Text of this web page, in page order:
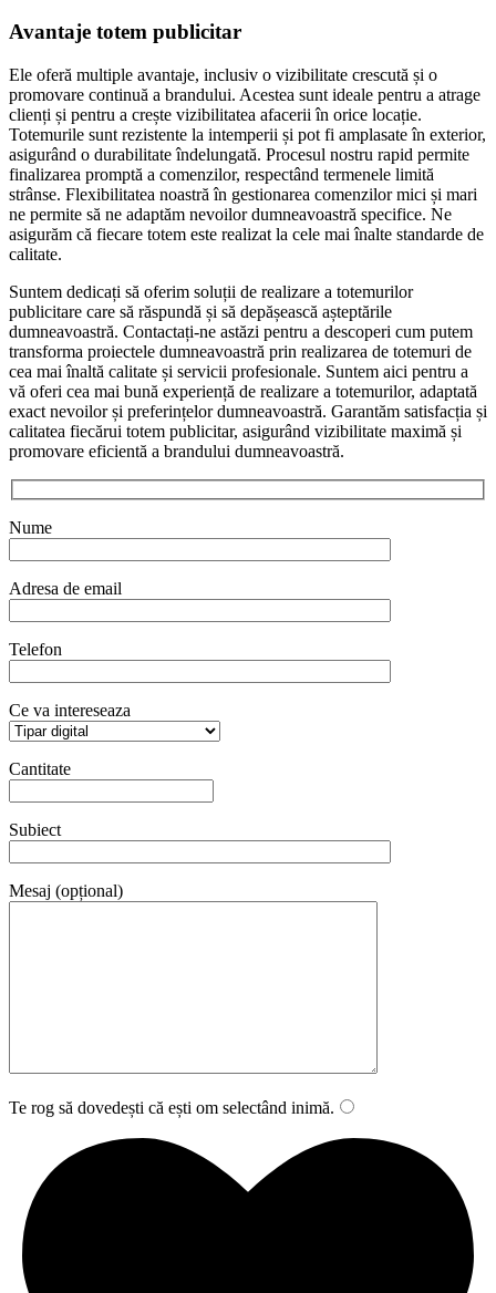
Avantaje totem publicitar
Ele oferă multiple avantaje, inclusiv o vizibilitate crescută și o
promovare continuă a brandului. Acestea sunt ideale pentru a atrage
clienți și pentru a crește vizibilitatea afacerii în orice locație.
Totemurile sunt rezistente la intemperii și pot fi amplasate în exterior,
asigurând o durabilitate îndelungată. Procesul nostru rapid permite
finalizarea promptă a comenzilor, respectând termenele limită
strânse. Flexibilitatea noastră în gestionarea comenzilor mici și mari
ne permite să ne adaptăm nevoilor dumneavoastră specifice. Ne
asigurăm că fiecare totem este realizat la cele mai înalte standarde de
calitate.
Suntem dedicați să oferim soluții de realizare a totemurilor
publicitare care să răspundă și să depășească așteptările
dumneavoastră. Contactați-ne astăzi pentru a descoperi cum putem
transforma proiectele dumneavoastră prin realizarea de totemuri de
cea mai înaltă calitate și servicii profesionale. Suntem aici pentru a
vă oferi cea mai bună experiență de realizare a totemurilor, adaptată
exact nevoilor și preferințelor dumneavoastră. Garantăm satisfacția și
calitatea fiecărui totem publicitar, asigurând vizibilitate maximă și
promovare eficientă a brandului dumneavoastră.
Nume
Adresa de email
Telefon
Ce va intereseaza
Cantitate
Subiect
Mesaj (opțional)
Te rog să dovedești că ești om selectând inimă.